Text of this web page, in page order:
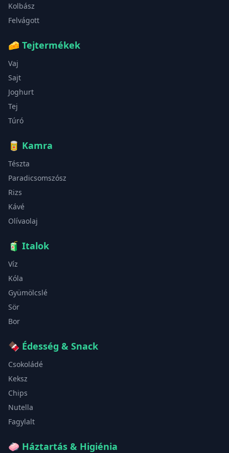
Kolbász
Felvágott
🧀 Tejtermékek
Vaj
Sajt
Joghurt
Tej
Túró
🥫 Kamra
Tészta
Paradicsomszósz
Rizs
Kávé
Olívaolaj
🧃 Italok
Víz
Kóla
Gyümölcslé
Sör
Bor
🍫 Édesség & Snack
Csokoládé
Keksz
Chips
Nutella
Fagylalt
🧼 Háztartás & Higiénia